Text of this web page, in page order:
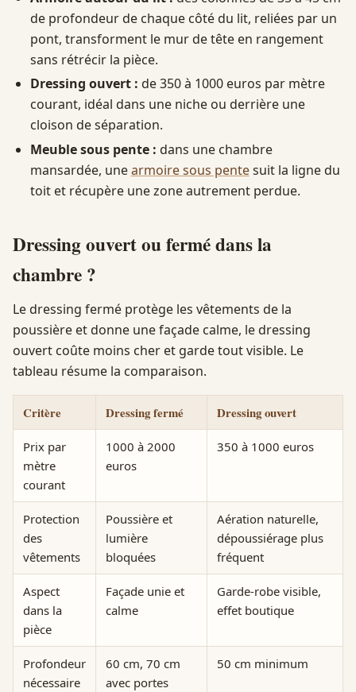
de profondeur de chaque côté du lit, reliées par un
pont, transforment le mur de tête en rangement
sans rétrécir la pièce.
Dressing ouvert : de 350 à 1000 euros par mètre
courant, idéal dans une niche ou derrière une
cloison de séparation.
Meuble sous pente : dans une chambre
mansardée, unearmoire sous pentesuit la ligne du
toit et récupère une zone autrement perdue.
Dressing ouvert ou fermé dans la
chambre ?
Le dressing fermé protège les vêtements de la
poussière et donne une façade calme, le dressing
ouvert coûte moins cher et garde tout visible. Le
tableau résume la comparaison.
Critère Dressing fermé Dressing ouvert
Prix par
mètre
courant
1000 à 2000
euros
350 à 1000 euros
Protection
des
vêtements
Poussière et
lumière
bloquées
Aération naturelle,
dépoussiérage plus
fréquent
Aspect
dans la
pièce
Façade unie et
calme
Garde-robe visible,
effet boutique
Profondeur
nécessaire
60 cm, 70 cm
avec portes
50 cm minimum